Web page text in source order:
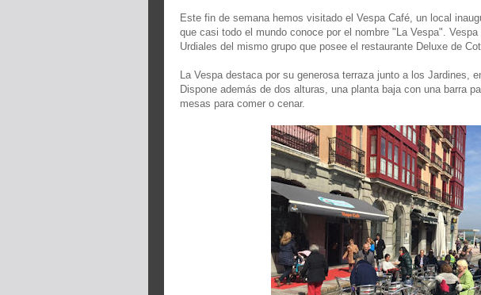
Este fin de semana hemos visitado el Vespa Café, un local
que casi todo el mundo conoce por el nombre "La Vespa".
Urdiales del mismo grupo que posee el restaurante Deluxe de
La Vespa destaca por su generosa terraza junto a los Jardines,
Dispone además de dos alturas, una planta baja con una barra
mesas para comer o cenar.